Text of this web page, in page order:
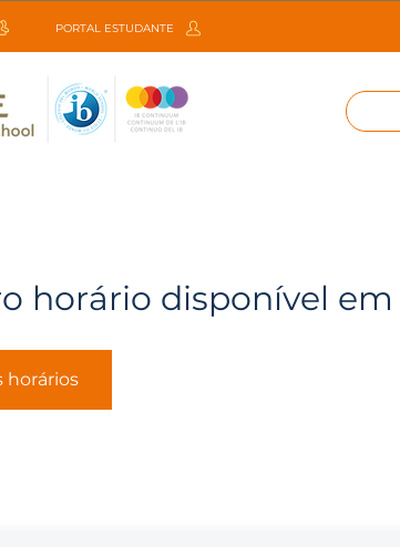
PORTAL ESTUDANTE
horário disponível em
horários